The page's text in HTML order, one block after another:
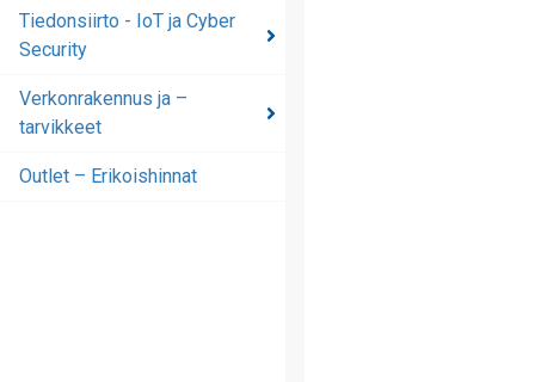
Tiedonsiirto - IoT ja Cyber
Security
Verkonrakennus ja –
tarvikkeet
Outlet – Erikoishinnat